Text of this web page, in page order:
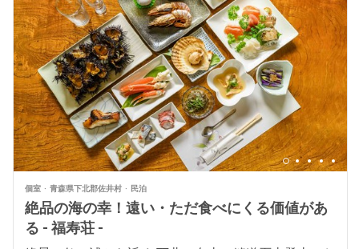
個室 青森県下北郡佐井村 民泊
絶品の海の幸！遠い・ただ食べにくる価値があ
る - 福寿荘 -